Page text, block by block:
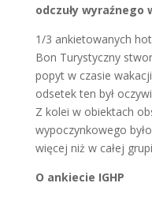
odczuły
1/3 ankietowanych
Bon Turystyczny
popyt w czasie
odsetek ten był
Z kolei w obiektach
wypoczynkowego
więcej niż w całej
O ankiecie IGHP